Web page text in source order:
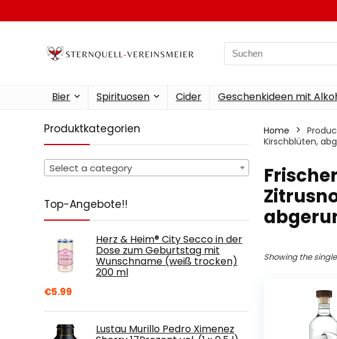
Search
for:
Bier Spirituosen Cider Geschenkideen mit
Produktkategorien
Select a category
Top-Angebote!!
Herz & Heim® City Secco in der
Dose zum Geburtstag mit
Wunschname (weiß trocken)
200 ml
€5.99
Lustau Murillo Pedro Ximenez
Home
Kirschblüten,
Showing the